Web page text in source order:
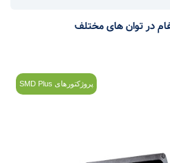
در توان های مختلف
پروژکتورهای SMD Plus